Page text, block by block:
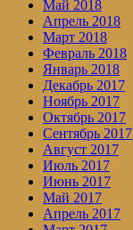
Май 2018
Апрель 2018
Март 2018
Февраль 2018
Январь 2018
Декабрь 2017
Ноябрь 2017
Октябрь 2017
Сентябрь 2017
Август 2017
Июль 2017
Июнь 2017
Май 2017
Апрель 2017